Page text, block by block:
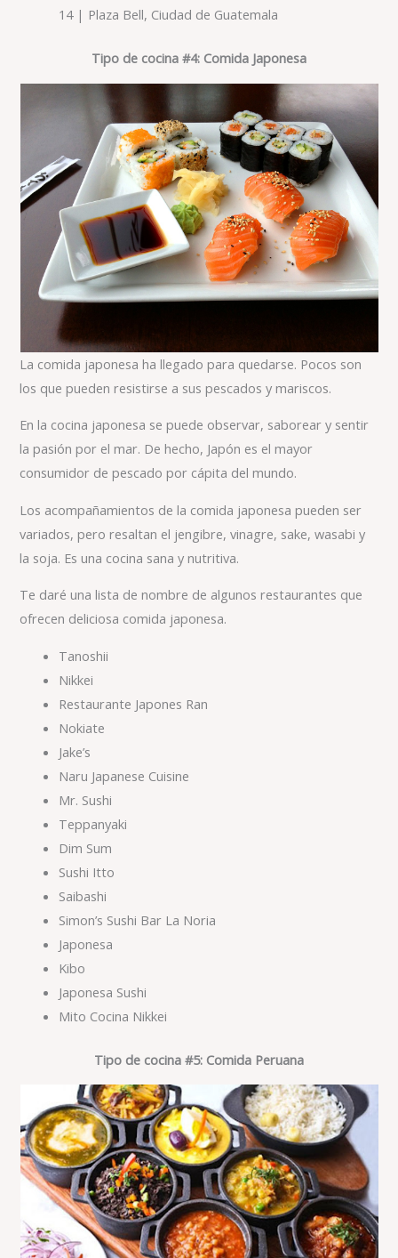
14 | Plaza Bell, Ciudad de Guatemala
Tipo de cocina #4: Comida Japonesa
La comida japonesa ha llegado para quedarse. Pocos son
los que pueden resistirse a sus pescados y mariscos.
En la cocina japonesa se puede observar, saborear y sentir
la pasión por el mar. De hecho, Japón es el mayor
consumidor de pescado por cápita del mundo.
Los acompañamientos de la comida japonesa pueden ser
variados, pero resaltan el jengibre, vinagre, sake, wasabi y
la soja. Es una cocina sana y nutritiva.
Te daré una lista de nombre de algunos restaurantes que
ofrecen deliciosa comida japonesa.
Tanoshii
Nikkei
Restaurante Japones Ran
Nokiate
Jake’s
Naru Japanese Cuisine
Mr. Sushi
Teppanyaki
Dim Sum
Sushi Itto
Saibashi
Simon’s Sushi Bar La Noria
Japonesa
Kibo
Japonesa Sushi
Mito Cocina Nikkei
Tipo de cocina #5: Comida Peruana